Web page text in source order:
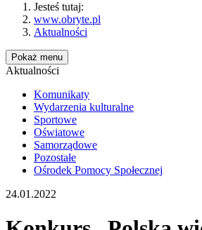
Jesteś tutaj:
www.obryte.pl
Aktualności
Pokaż menu
Aktualności
Komunikaty
Wydarzenia kulturalne
Sportowe
Oświatowe
Samorządowe
Pozostałe
Ośrodek Pomocy Społecznej
24.01.2022